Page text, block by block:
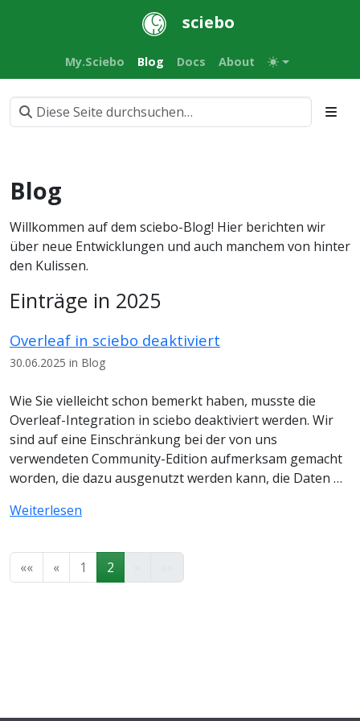
sciebo
My.Sciebo Blog Docs About
Blog
Willkommen auf dem sciebo-Blog! Hier berichten wir
über neue Entwicklungen und auch manchem von hinter
den Kulissen.
Einträge in 2025
Overleaf in sciebo deaktiviert
30.06.2025 in Blog
Wie Sie vielleicht schon bemerkt haben, musste die
Overleaf-Integration in sciebo deaktiviert werden. Wir
sind auf eine Einschränkung bei der von uns
verwendeten Community-Edition aufmerksam gemacht
worden, die dazu ausgenutzt werden kann, die Daten …
Weiterlesen
«« « 1 2